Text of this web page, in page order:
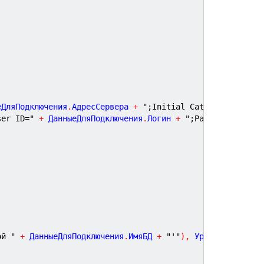
.АдресСервера +
";Initial Catalog="
ID=" + ДанныеДляПодключения . Логин + ";Password="
" + ДанныеДляПодключения . ИмяБД + "'") ,